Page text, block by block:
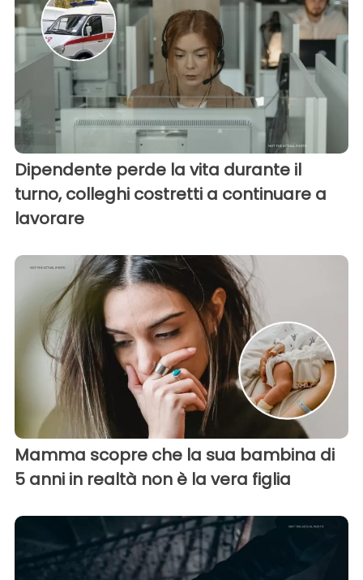
Dipendente perde la vita durante il
turno, colleghi costretti a continuare a
lavorare
Mamma scopre che la sua bambina di
5 anni in realtà non è la vera figlia